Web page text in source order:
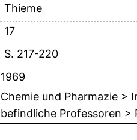
Thieme
17
S. 217-220
1969
Chemie und Pharmazie >
befindliche Professoren >